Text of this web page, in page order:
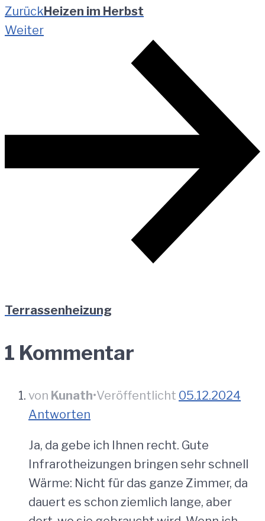
ZurückHeizen im Herbst
Weiter
Terrassenheizung
1 Kommentar
von Kunath•Veröffentlicht 05.12.2024
Antworten
Ja, da gebe ich Ihnen recht. Gute
Infrarotheizungen bringen sehr schnell
Wärme: Nicht für das ganze Zimmer, da
dauert es schon ziemlich lange, aber